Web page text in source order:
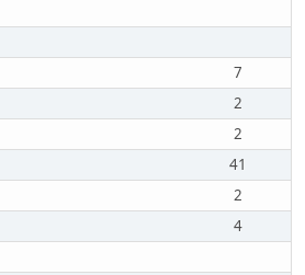
7
2
2
41
2
4